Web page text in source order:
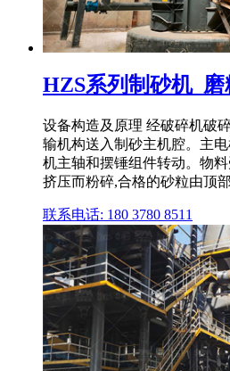
HZS系列制砂机_
设备构造及原理 经破碎机破
输机构送入制砂主机腔。主
机主轴和摆锤组件转动。物
挤压而粉碎,合格的砂粒由顶
联系电话: 180 3780 8511